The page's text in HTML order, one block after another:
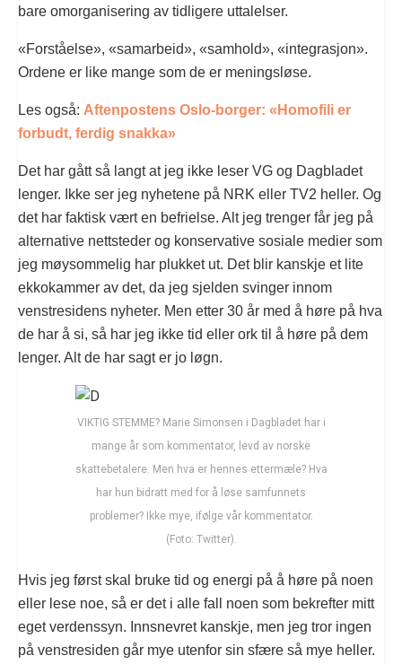
bare omorganisering av tidligere uttalelser.
«Forståelse», «samarbeid», «samhold», «integrasjon».
Ordene er like mange som de er meningsløse.
Les også: Aftenpostens Oslo-borger: «Homofili er
forbudt, ferdig snakka»
Det har gått så langt at jeg ikke leser VG og Dagbladet
lenger. Ikke ser jeg nyhetene på NRK eller TV2 heller. Og
det har faktisk vært en befrielse. Alt jeg trenger får jeg på
alternative nettsteder og konservative sosiale medier som
jeg møysommelig har plukket ut. Det blir kanskje et lite
ekkokammer av det, da jeg sjelden svinger innom
venstresidens nyheter. Men etter 30 år med å høre på hva
de har å si, så har jeg ikke tid eller ork til å høre på dem
lenger. Alt de har sagt er jo løgn.
VIKTIG STEMME? Marie Simonsen i Dagbladet har i
mange år som kommentator, levd av norske
skattebetalere. Men hva er hennes ettermæle? Hva
har hun bidratt med for å løse samfunnets
problemer? Ikke mye, ifølge vår kommentator.
(Foto: Twitter).
Hvis jeg først skal bruke tid og energi på å høre på noen
eller lese noe, så er det i alle fall noen som bekrefter mitt
eget verdenssyn. Innsnevret kanskje, men jeg tror ingen
på venstresiden går mye utenfor sin sfære så mye heller.